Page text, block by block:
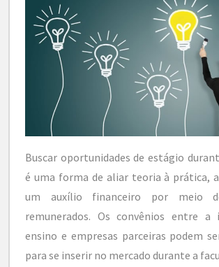
Buscar oportunidades de estágio
é uma forma de aliar teoria à prática,
um auxílio financeiro por meio
remunerados. Os convênios entre a
ensino e empresas parceiras podem
para se inserir no mercado durante a